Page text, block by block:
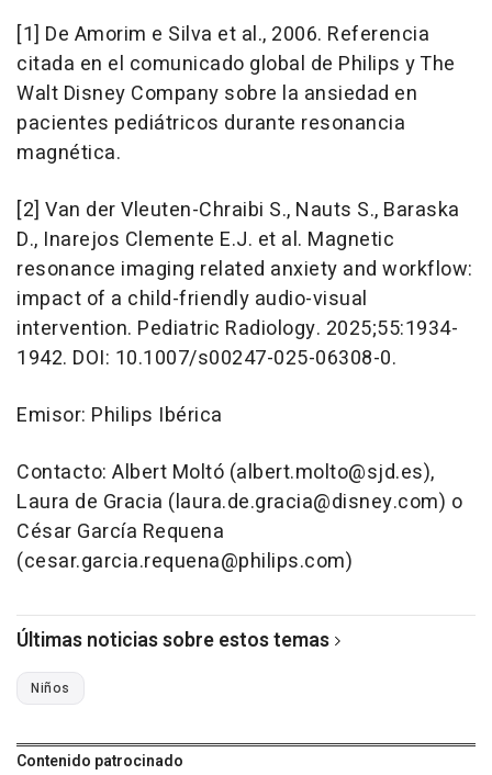
[1] De Amorim e Silva et al., 2006. Referencia
citada en el comunicado global de Philips y The
Walt Disney Company sobre la ansiedad en
pacientes pediátricos durante resonancia
magnética.
[2] Van der Vleuten-Chraibi S., Nauts S., Baraska
D., Inarejos Clemente E.J. et al. Magnetic
resonance imaging related anxiety and workflow:
impact of a child-friendly audio-visual
intervention. Pediatric Radiology. 2025;55:1934-
1942. DOI: 10.1007/s00247-025-06308-0.
Emisor: Philips Ibérica
Contacto: Albert Moltó (albert.molto@sjd.es),
Laura de Gracia (laura.de.gracia@disney.com) o
César García Requena
(cesar.garcia.requena@philips.com)
Últimas noticias sobre estos temas
Niños
Contenido patrocinado